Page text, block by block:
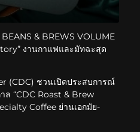
& BREWS VOLUME
งานกาแฟและมัทฉะสุด
(CDC) ชวนเปิดประสบการณ์
ล “CDC Roast & Brew
Coffee ย่านเอกมัย-